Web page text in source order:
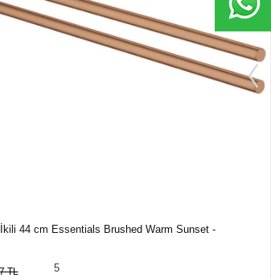
44 cm Essentials Brushed Warm Sunset -
TL 5